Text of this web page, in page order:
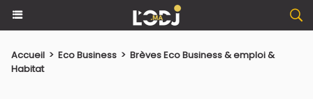
Accueil > Eco Business > Brèves Eco Business & emploi &
Habitat